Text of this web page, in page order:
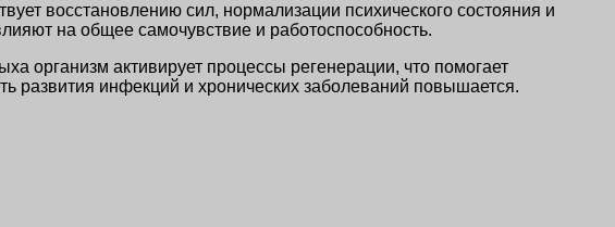
восстановлению сил, нормализации психического состояния и
на общее самочувствие и работоспособность.
организм активирует процессы регенерации, что помогает
развития инфекций и хронических заболеваний повышается.